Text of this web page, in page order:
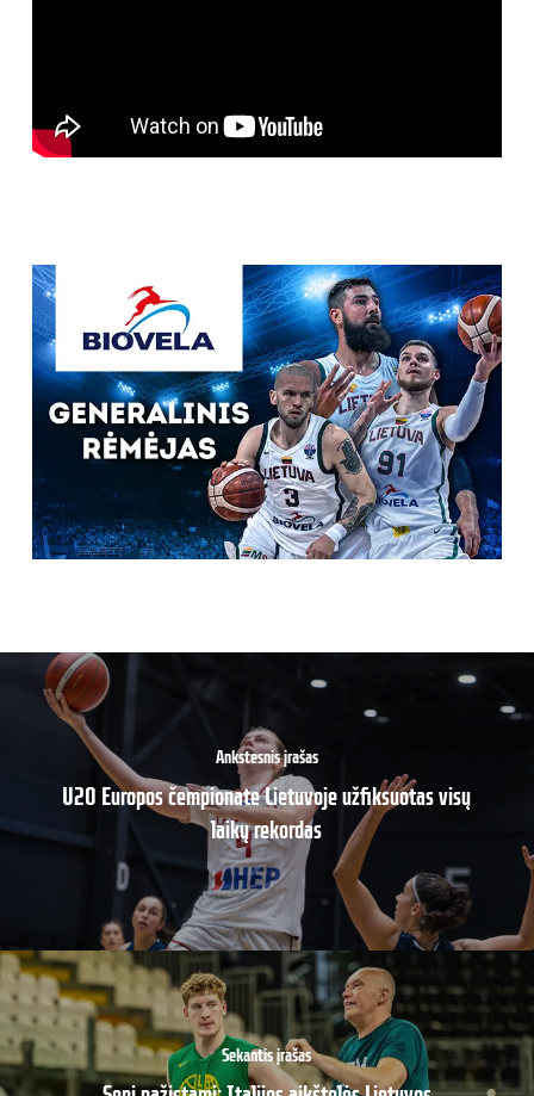
U20 Europos čempionate Lietuvoje užfiksuotas visų
laikų rekordas
Sekantis įrašas
Seni pažįstami: Italijos aikštelės Lietuvos
krepšininkams puikiai žinomos